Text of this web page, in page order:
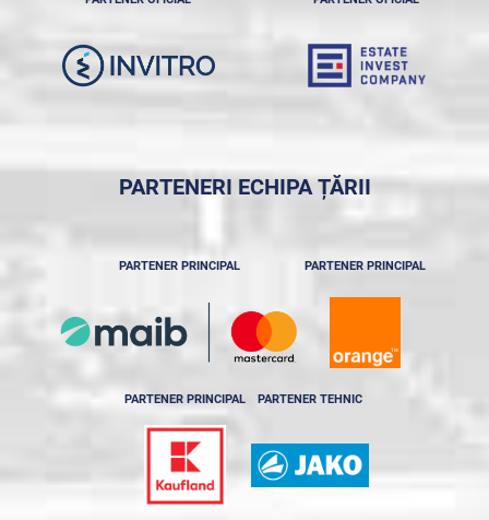
PARTENERI ECHIPA ȚĂRII
PARTENER PRINCIPAL PARTENER PRINCIPAL
PARTENER PRINCIPAL PARTENER TEHNIC